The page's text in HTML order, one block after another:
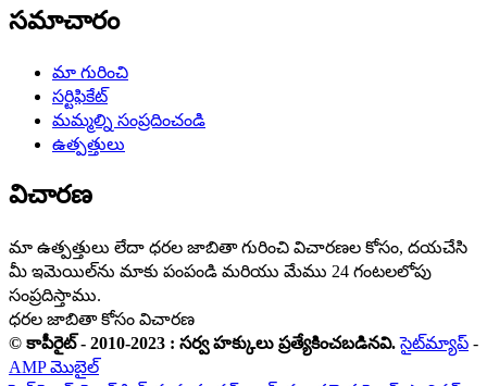
సమాచారం
మా గురించి
సర్టిఫికేట్
మమ్మల్ని సంప్రదించండి
ఉత్పత్తులు
విచారణ
మా ఉత్పత్తులు లేదా ధరల జాబితా గురించి విచారణల కోసం, దయచేసి
మీ ఇమెయిల్‌ను మాకు పంపండి మరియు మేము 24 గంటలలోపు
సంప్రదిస్తాము.
ధరల జాబితా కోసం విచారణ
© కాపీరైట్ - 2010-2023 : సర్వ హక్కులు ప్రత్యేకించబడినవి. సైట్‌మ్యాప్ -
AMP మొబైల్